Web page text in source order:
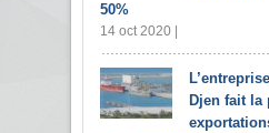
50%
14 oct 2020 |
Djen fait la